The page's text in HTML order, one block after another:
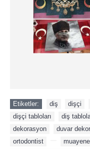
Etiketler: diş dişçi
dişçi tabloları
diş
dekorasyon
duvar
ortodontist